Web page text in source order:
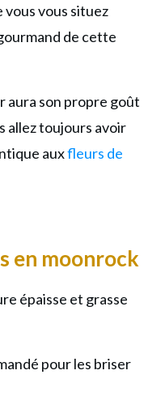
vous vous situez
de cette
aura son propre goût
allez toujours avoir
auxfleurs de
en moonrock
épaisse et grasse
pour les briser